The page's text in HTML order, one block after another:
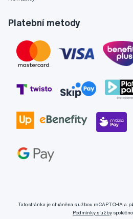
Platební metody
Tato stránka je chráněna službou reCAPTCHA a
Podmínky služby